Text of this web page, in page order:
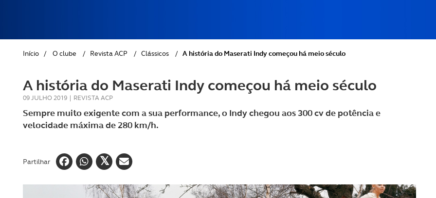
GOLFE
AUTOCARAVANISMO
Início / O clube / Revista ACP / Clássicos / A história do Maserati Indy começou há meio século
A história do Maserati Indy começou há meio século
09 JULHO 2019 | REVISTA ACP
Sempre muito exigente com a sua performance, o Indy chegou aos 300 cv de potência e
velocidade máxima de 280 km/h.
Partilhar